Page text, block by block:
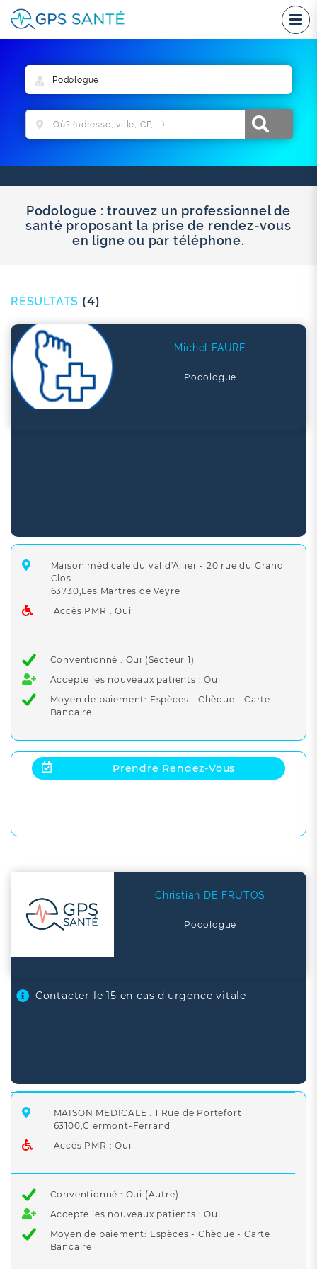
Podologue : trouvez un professionnel de
santé proposant la prise de rendez-vous
en ligne ou par téléphone.
RÉSULTATS (4)
Michel FAURE
Podologue
Maison médicale du val d'Allier - 20 rue du Grand
Clos
63730,Les Martres de Veyre
Accès PMR : Oui
Conventionné : Oui (Secteur 1)
Accepte les nouveaux patients : Oui
Moyen de paiement: Espèces - Chèque - Carte
Bancaire
Prendre Rendez-Vous
Christian DE FRUTOS
Podologue
Contacter le 15 en cas d'urgence vitale
MAISON MEDICALE : 1 Rue de Portefort
63100,Clermont-Ferrand
Accès PMR : Oui
Conventionné : Oui (Autre)
Accepte les nouveaux patients : Oui
Moyen de paiement: Espèces - Chèque - Carte
Bancaire